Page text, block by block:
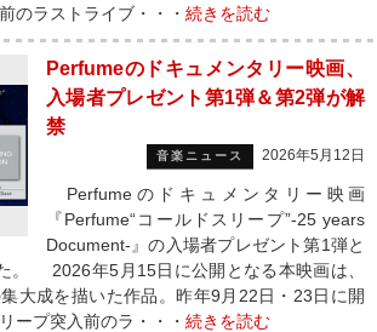
のラストライブ・・・ 続きを読む
Perfumeのドキュメンタリー映画、
入場者プレゼント第1弾＆第2弾が解
禁
音楽ニュース 2026年5月12日
Perfumeのドキュメンタリー映画
『Perfume“コールドスリープ”-25 years
Document-』の入場者プレゼント第1弾と
。 2026年5月15日に公開となる本映画は、
大成を描いた作品。昨年9月22日・23日に開
ープ突入前のラ・・・ 続きを読む